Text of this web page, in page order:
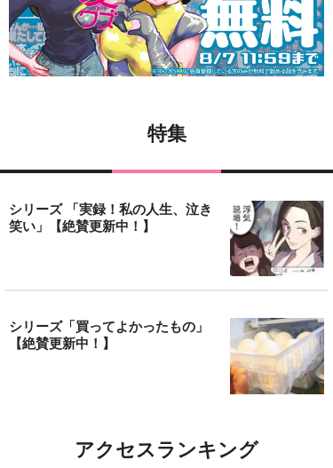
特集
シリーズ 「実録！私の人生、泣き
笑い」【絶賛更新中！】
シリーズ「買ってよかったもの」
【絶賛更新中！】
アクセスランキング